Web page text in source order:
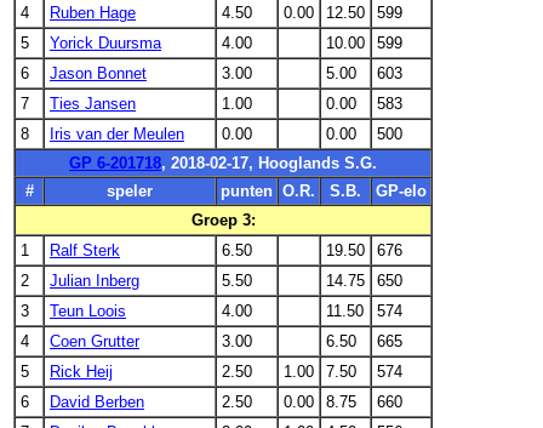
4
Ruben Hage 4.50 0.00 12.50
599
5
Yorick Duursma 4.00 10.00
599
6
Jason Bonnet 3.00 5.00
603
7
Ties Jansen 1.00 0.00
583
8
Iris van der Meulen 0.00 0.00
500
GP 6-201718, 2018-02-17, Hooglands S.G.
#
speler punten O.R. S.B.
GP-elo
Groep 3:
1
Ralf Sterk 6.50 19.50
676
2
Julian Inberg 5.50 14.75
650
3
Teun Loois 4.00 11.50
574
4
Coen Grutter 3.00 6.50
665
5
Rick Heij 2.50 1.00 7.50
574
6
David Berben 2.50 0.00 8.75
660